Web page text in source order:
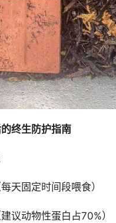
终生防护指南
天固定时间段喂食）
议动物性蛋白占70%）